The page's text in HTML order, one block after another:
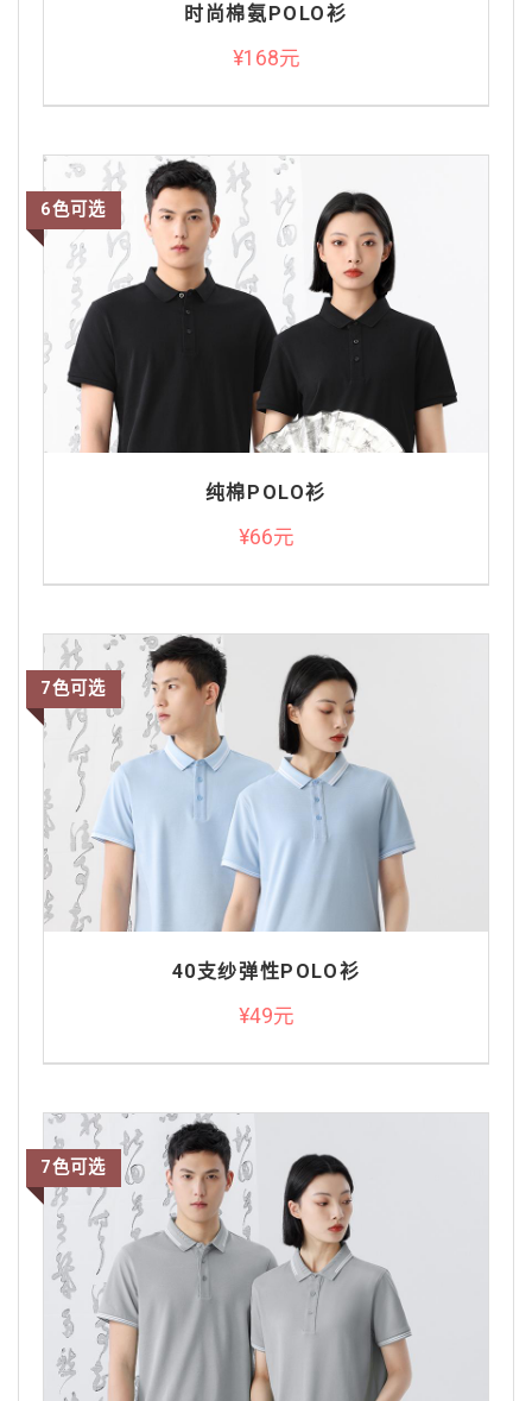
时尚棉氨POLO衫
¥168元
纯棉POLO衫
¥66元
6色可选
40支纱弹性POLO衫
¥49元
7色可选
7色可选